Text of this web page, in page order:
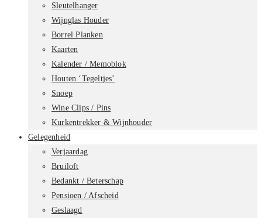
Sleutelhanger
Wijnglas Houder
Borrel Planken
Kaarten
Kalender / Memoblok
Houten ‘Tegeltjes’
Snoep
Wine Clips / Pins
Kurkentrekker & Wijnhouder
Gelegenheid
Verjaardag
Bruiloft
Bedankt / Beterschap
Pensioen / Afscheid
Geslaagd